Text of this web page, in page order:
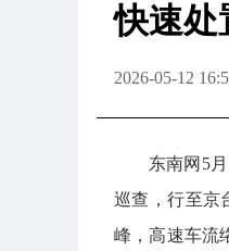
快速处
2026-05-12
东南网5
巡查，行至京
峰，高速车流